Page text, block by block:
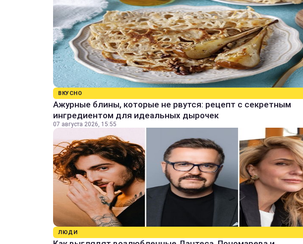
ВКУСНО
Ажурные блины, которые не рвутся: рецепт с секретным
ингредиентом для идеальных дырочек
07 августа 2026, 15:55
ЛЮДИ